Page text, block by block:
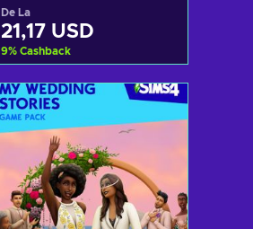
De La
21,17 USD
9% Cashback
Adaugă în coș
Vezi ofertele